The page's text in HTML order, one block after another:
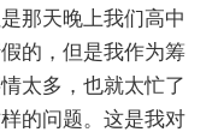
那天晚上我们高中
的，但是我作为筹
太多，也就太忙了
的问题。这是我对